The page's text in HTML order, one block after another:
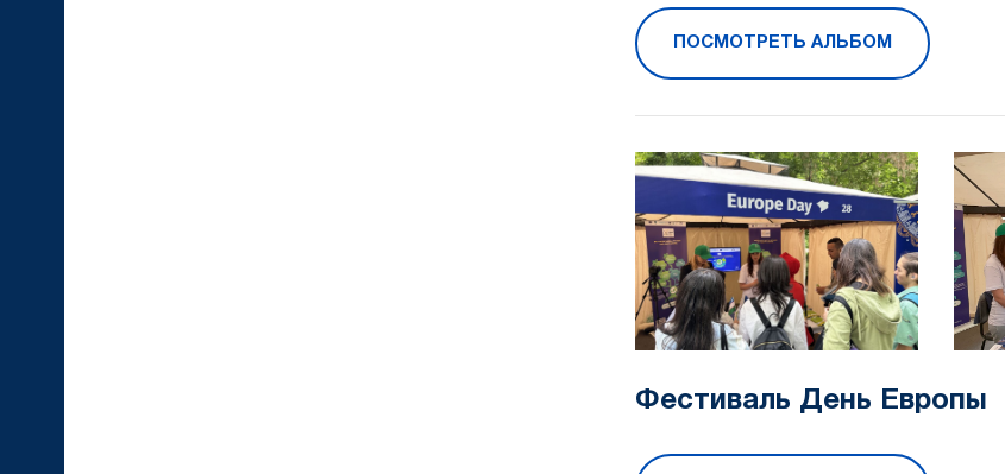
ПОСМОТРЕТЬ АЛЬБОМ
Фестиваль День Европы